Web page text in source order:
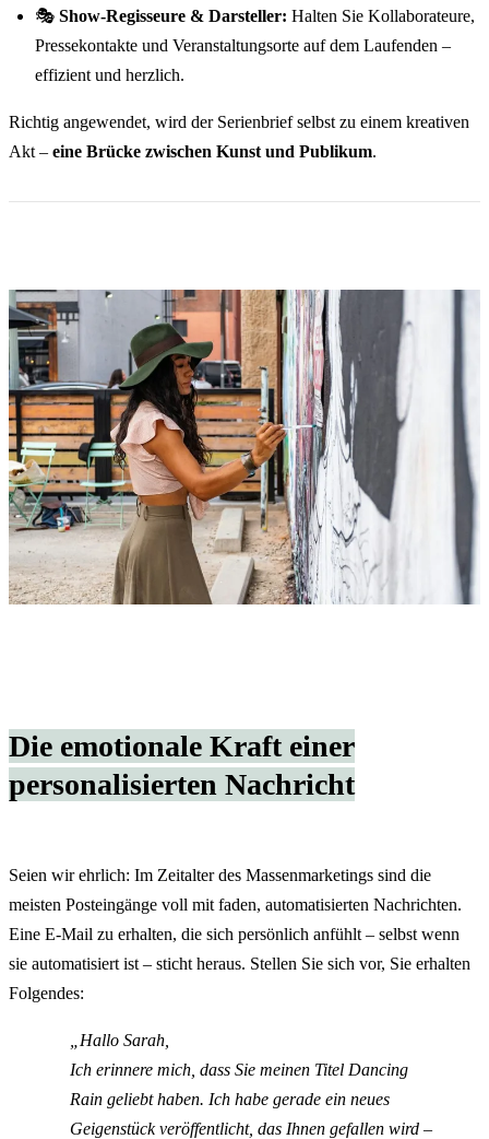
🎭 Show-Regisseure & Darsteller: Halten Sie Kollaborateure,
Pressekontakte und Veranstaltungsorte auf dem Laufenden –
effizient und herzlich.
Richtig angewendet, wird der Serienbrief selbst zu einem kreativen
Akt – eine Brücke zwischen Kunst und Publikum.
Die emotionale Kraft einer
personalisierten Nachricht
Seien wir ehrlich: Im Zeitalter des Massenmarketings sind die
meisten Posteingänge voll mit faden, automatisierten Nachrichten.
Eine E-Mail zu erhalten, die sich persönlich anfühlt – selbst wenn
sie automatisiert ist – sticht heraus. Stellen Sie sich vor, Sie erhalten
Folgendes:
„Hallo Sarah,
Ich erinnere mich, dass Sie meinen Titel Dancing
Rain geliebt haben. Ich habe gerade ein neues
Geigenstück veröffentlicht, das Ihnen gefallen wird –